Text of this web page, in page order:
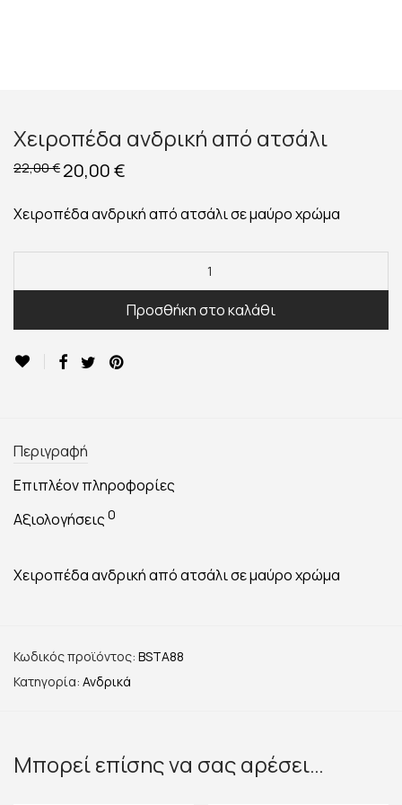
Χειροπέδα ανδρική από ατσάλι
22,00€ Original
price
22,00 €.
20,00€
είναι:
20,00 €.
Χειροπέδα ανδρική από ατσάλι σε μαύρο χρώμα
Προσθήκη στο καλάθι
Περιγραφή
Επιπλέον πληροφορίες
Αξιολογήσεις 0
Χειροπέδα ανδρική από ατσάλι σε μαύρο χρώμα
Κωδικός προϊόντος: BSTA88
Κατηγορία: Ανδρικά
Μπορεί επίσης να σας αρέσει…